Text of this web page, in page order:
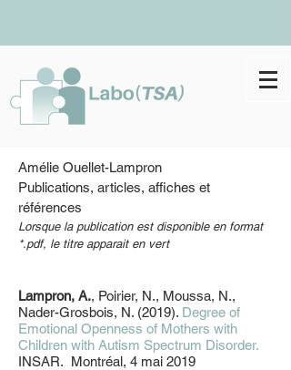
Amélie Ouellet-Lampron
Publications, articles, affiches et
références
Lorsque la publication est disponible en format
*.pdf, le titre apparait en vert
Lampron, A., Poirier, N., Moussa, N.,
Nader-Grosbois, N. (2019). Degree of
Emotional Openness of Mothers with
Children with Autism Spectrum Disorder.
INSAR. Montréal, 4 mai 2019